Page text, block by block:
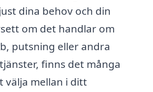
dina behov och din
om det handlar om
putsning eller andra
finns det många
välja mellan i ditt